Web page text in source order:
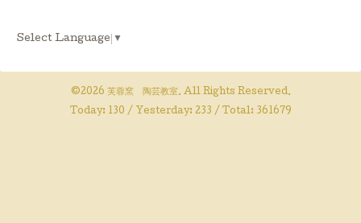
Select Language ▼
©2026 芙蓉窯 陶芸教室. All Rights Reserved.
Today: 130 / Yesterday: 233 / Total: 361679